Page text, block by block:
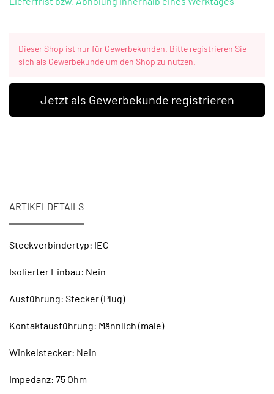
Dieser Shop ist nur für Gewerbekunden. Bitte registrieren Sie
sich als Gewerbekunde um den Shop zu nutzen.
Jetzt als Gewerbekunde registrieren
ARTIKELDETAILS
Steckverbindertyp: IEC
Isolierter Einbau: Nein
Ausführung: Stecker (Plug)
Kontaktausführung: Männlich (male)
Winkelstecker: Nein
Impedanz: 75 Ohm